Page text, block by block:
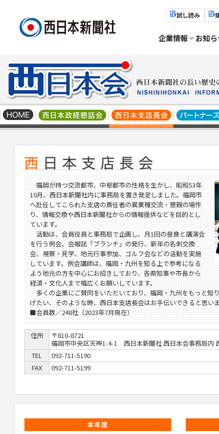
試し読み
企業情報 お知
福岡が持つ交流都市、中枢都市の性格を生かし、昭和53年
10月、西日本新聞社内に事務局を置き発足しました。福岡市
へ赴任してこられた支店の責任者の異業種交流・懇親の場作
り、情報交換や西日本新聞社からの情報提供などを目的とし
ています。
活動は、会員役員と事務局で企画し、月1回の昼食と講演会
を行う例会、会報誌「ブランチ」の発行、新年の名刺交換
会、視察・見学、地元行事参加、ゴルフ会などの活動を実施
しています。例会講師は、福岡・九州を知る上で参考になる
よう地元の方を中心にお招きしており、各県知事や市長から
経済・文化人まで幅広くお願いしています。
多くの企業にご賛同をいただいており、福岡・九州をもっと知
げたい、そのような時、西日本支店長会はお手伝いできると思い
■会員数／248社（2023年7月現在）
住所
〒810-8721
福岡市中央区天神1-4-1 西日本新聞社 西日本会事務局内
TEL
092-711-5190
FAX
092-711-5199
本年度